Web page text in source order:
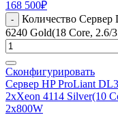
168 500₽
-
Количество Сервер
6240 Gold(18 Core, 2.6/
Сконфигурировать
Сервер HP ProLiant
2xXeon 4114 Silver(10
2x800W